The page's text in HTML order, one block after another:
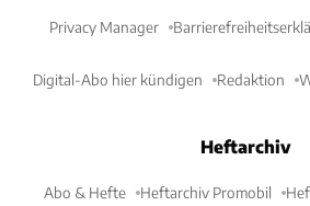
Privacy Manager
Digital-Abo hier kündigen Redaktion
Heftarchiv
Abo & Hefte Heftarchiv Promobil